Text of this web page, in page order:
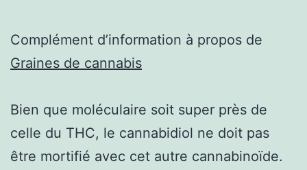
Complément d’information à propos de
Graines de cannabis
Bien que moléculaire soit super près de
celle du THC, le cannabidiol ne doit pas
être mortifié avec cet autre cannabinoïde.